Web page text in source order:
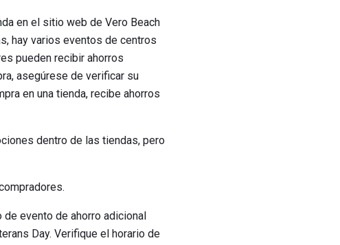
en el sitio web de Vero Beach
hay varios eventos de centros
pueden recibir ahorros
asegúrese de verificar su
en una tienda, recibe ahorros
dentro de las tiendas, pero
evento de ahorro adicional
Day. Verifique el horario de